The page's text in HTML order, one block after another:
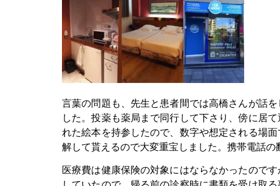
言葉の問題も、先生と患者間では高橋さんが話
した。投薬も薬局まで同行して下さり、傍に居
れた絵本を持参したので、数字や想定される場
解して貰えるので大変重宝しました。携帯電話の
医療費は健康保険の対象にはならなかったので